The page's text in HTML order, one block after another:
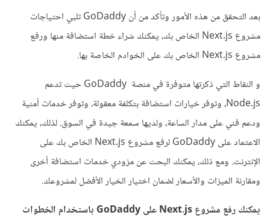
بعد التحقق من هذه الأمور وتأكد من أن GoDaddy تلبي احتياجات
مشروع Next.js الخاص بك، يمكنك شراء خطة استضافة منها ورفع
مشروع Next.js الخاص بك على الخوادم الخاصة بها.
و النقاط التي ذكرتها متوفرة في منصة GoDaddy حيث تدعم
Node.js، وتوفر خيارات استضافة بتكلفة معقولة، وتوفر خدمات أمنية
ودعم فني على مدار الساعة، ولديها سمعة جيدة في السوق. لذلك، يمكنك
الاعتماد على GoDaddy لرفع مشروع Next.js الخاص بك على
الإنترنت. ومع ذلك، يمكنك البحث عن مزودي خدمات استضافة أخرى
ومقارنة الميزات والأسعار لضمان اختيار الخيار الأفضل لمشروعك.
يمكنك رفع مشروع Next.js على GoDaddy باستخدام الخطوات